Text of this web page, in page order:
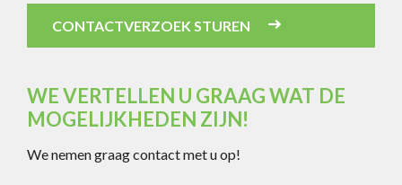
CONTACTVERZOEK STUREN
WE VERTELLEN U GRAAG WAT DE
MOGELIJKHEDEN ZIJN!
We nemen graag contact met u op!